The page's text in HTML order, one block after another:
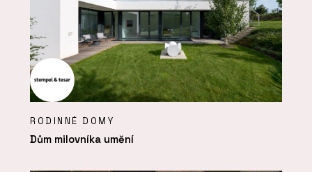
RODINNÉ DOMY
Dům milovníka umění